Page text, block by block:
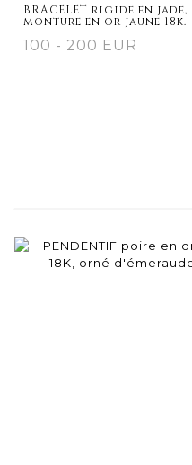
BRACELET rigide en jade,
monture en or jaune 18k.
100 - 200 EUR